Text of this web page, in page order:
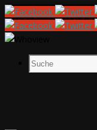
Zum
Inhalt
springen
Suchen